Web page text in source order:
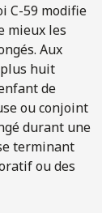
C-59 modifie
mieux les
Aux
plus huit
de
ou conjoint
durant une
terminant
ou des